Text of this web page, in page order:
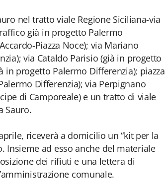
nel tratto viale Regione Siciliana-via
già in progetto Palermo
Piazza Noce); via Mariano
via Cataldo Parisio (già in progetto
in progetto Palermo Differenzia); piazza
Differenzia); via Perpignano
di Camporeale) e un tratto di viale
Sauro.
riceverà a domicilio un “kit per la
Insieme ad esso anche del materiale
dei rifiuti e una lettera di
comunale.